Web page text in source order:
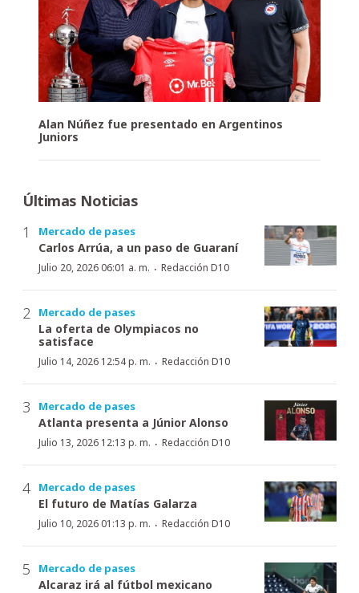
Alan Núñez fue presentado en Argentinos
Juniors
Últimas Noticias
Mercado de pases
Carlos Arrúa, a un paso de Guaraní
Julio 20, 2026 06:01 a. m. · Redacción D10
Mercado de pases
La oferta de Olympiacos no
satisface
Julio 14, 2026 12:54 p. m. · Redacción D10
Mercado de pases
Atlanta presenta a Júnior Alonso
Julio 13, 2026 12:13 p. m. · Redacción D10
Mercado de pases
El futuro de Matías Galarza
Julio 10, 2026 01:13 p. m. · Redacción D10
Mercado de pases
Alcaraz irá al fútbol mexicano